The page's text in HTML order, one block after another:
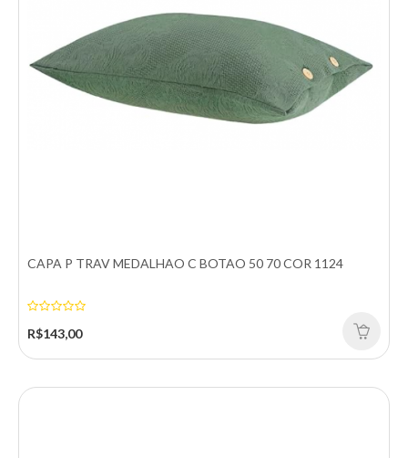
CAPA P TRAV MEDALHAO C BOTAO 50 70 COR 1124
R$143,00